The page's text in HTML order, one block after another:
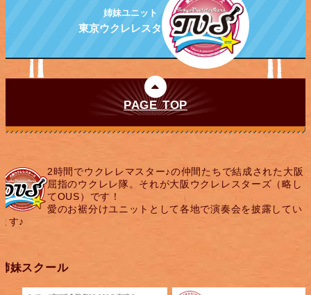
姉妹ユニット
東京ウクレレスターズ
PAGE TOP
2時間でウクレレマスター♪の仲間たちで結成された大阪
屈指のウクレレ隊。それが大阪ウクレレスターズ（略し
てOUS）です！
愛のお裾分けユニットとして各地で演奏会を披露してい
す♪
妹スクール